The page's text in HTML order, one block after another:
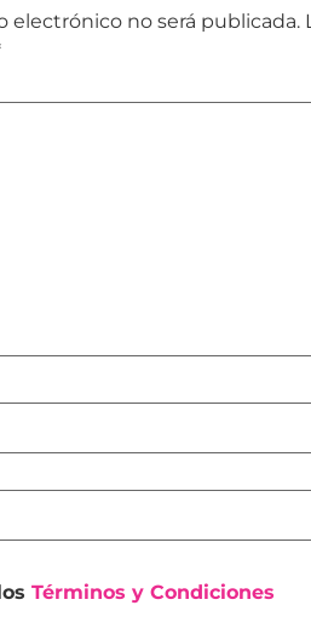
electrónico no será publicada.
Términos y Condiciones